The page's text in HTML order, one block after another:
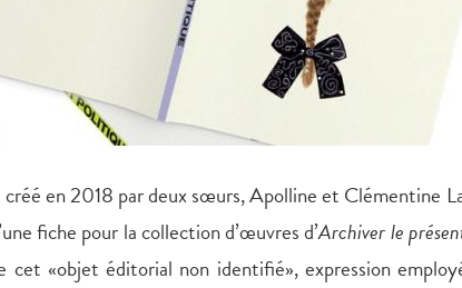
créé en 2018 par deux sœurs, Apolline et Clémentine
fiche pour la collection d’œuvres d’Archiver le
«objet éditorial non identifié», expression